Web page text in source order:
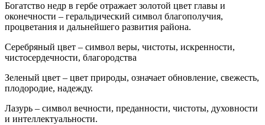
Богатство недр в гербе отражает золотой цвет главы и
оконечности – геральдический символ благополучия,
процветания и дальнейшего развития района.
Серебряный цвет – символ веры, чистоты, искренности,
чистосердечности, благородства
Зеленый цвет – цвет природы, означает обновление, свежесть,
плодородие, надежду.
Лазурь – символ вечности, преданности, чистоты, духовности
и интеллектуальности.